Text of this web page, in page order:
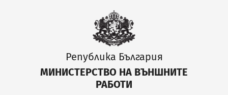
Република България
МИНИСТЕРСТВО НА ВЪНШНИТЕ
РАБОТИ